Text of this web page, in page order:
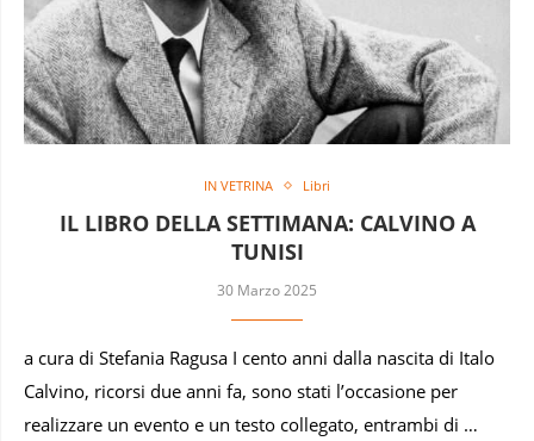
IN VETRINA Libri
IL LIBRO DELLA SETTIMANA: CALVINO A
TUNISI
30 Marzo 2025
a cura di Stefania Ragusa I cento anni dalla nascita di Italo
Calvino, ricorsi due anni fa, sono stati l’occasione per
realizzare un evento e un testo collegato, entrambi di …